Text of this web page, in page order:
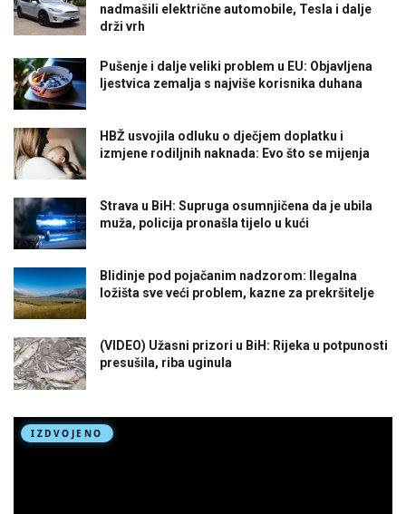
nadmašili električne automobile, Tesla i dalje
drži vrh
Pušenje i dalje veliki problem u EU: Objavljena
ljestvica zemalja s najviše korisnika duhana
HBŽ usvojila odluku o dječjem doplatku i
izmjene rodiljnih naknada: Evo što se mijenja
Strava u BiH: Supruga osumnjičena da je ubila
muža, policija pronašla tijelo u kući
Blidinje pod pojačanim nadzorom: Ilegalna
ložišta sve veći problem, kazne za prekršitelje
(VIDEO) Užasni prizori u BiH: Rijeka u potpunosti
presušila, riba uginula